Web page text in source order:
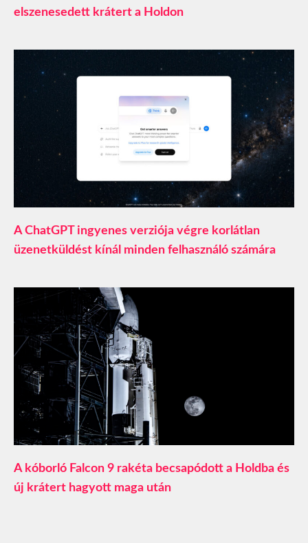
elszenesedett krátert a Holdon
A ChatGPT ingyenes verziója végre korlátlan
üzenetküldést kínál minden felhasználó számára
A kóborló Falcon 9 rakéta becsapódott a Holdba és
új krátert hagyott maga után